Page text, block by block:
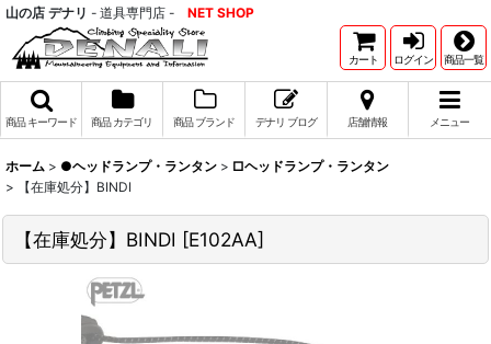
山の店 デナリ - 道具専門店 - NET SHOP
カート ログイン 商品一覧
商品 キーワード 商品 カテゴリ 商品 ブランド デナリ ブログ 店舗情報 メニュー
ホーム > ●ヘッドランプ・ランタン > □ヘッドランプ・ランタン
>
【在庫処分】BINDI
【在庫処分】BINDI [E102AA]